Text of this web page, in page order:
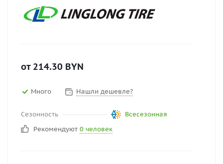
от 214.30 BYN
Много Нашли дешевле?
Сезонность
Всесезонная
Рекомендуют 0 человек